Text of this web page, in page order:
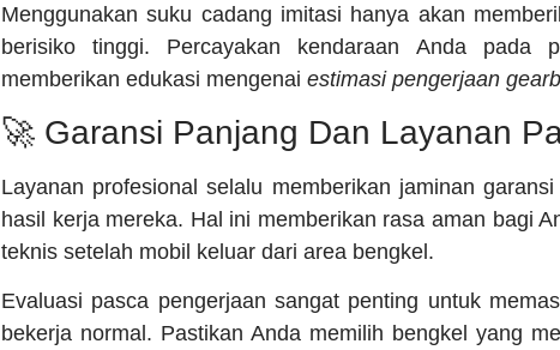
Menggunakan suku cadang imitasi hanya akan
berisiko tinggi. Percayakan kendaraan Anda pada
memberikan edukasi mengenai estimasi pengerjaan
🚀 Garansi Panjang Dan Layanan
Layanan profesional selalu memberikan jaminan
hasil kerja mereka. Hal ini memberikan rasa aman bagi
teknis setelah mobil keluar dari area bengkel.
Evaluasi pasca pengerjaan sangat penting untuk
bekerja normal. Pastikan Anda memilih bengkel yang